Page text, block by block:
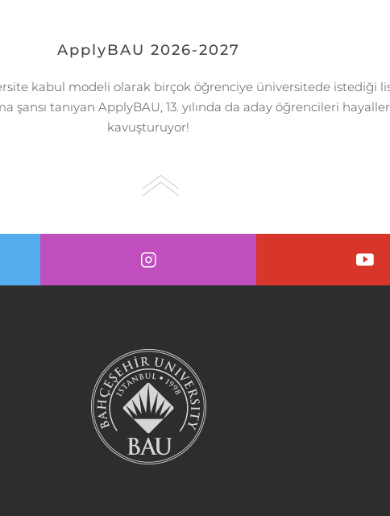
ApplyBAU 2026-2027
kabul modeli olarak birçok öğrenciye üniversitede istediği
şansı tanıyan ApplyBAU, 13. yılında da aday öğrencileri
kavuşturuyor!